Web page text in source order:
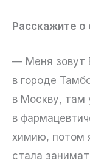
Расскажите о
— Меня зовут
в городе
в Москву, там
в
химию, потом
стала